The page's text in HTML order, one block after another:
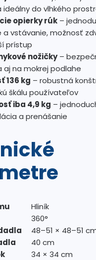
ideálny do vlhkého
opierky rúk –
a vstávanie, možnosť
prístup
nožičky –
aj na mokrej podlahe
136 kg – robustná
škálu používateľov
iba 4,9 kg –
a prenášanie
Hliník
360°
48–51 × 48–51
40 cm
34 × 34 cm